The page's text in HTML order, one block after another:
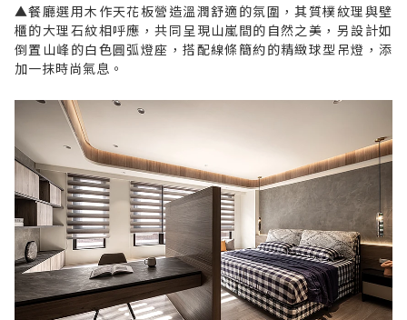
▲餐廳選用木作天花板營造溫潤舒適的氛圍，其質樸紋理與壁
櫃的大理石紋相呼應，共同呈現山嵐間的自然之美，另設計如
倒置山峰的白色圓弧燈座，搭配線條簡約的精緻球型吊燈，添
加一抹時尚氣息。